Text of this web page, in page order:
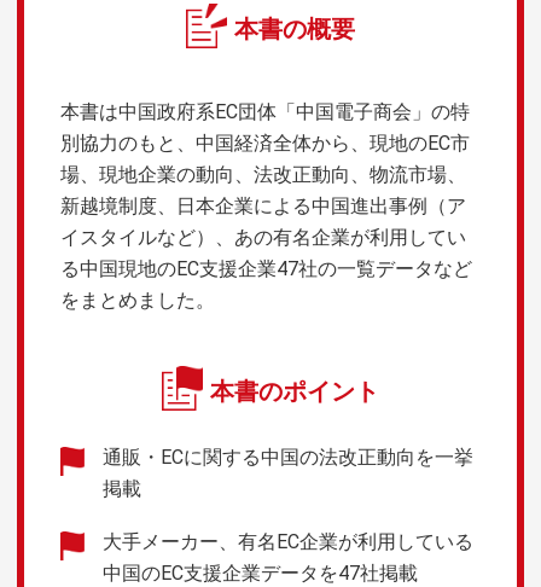
本書の概要
本書は中国政府系EC団体「中国電子商会」の特
別協力のもと、中国経済全体から、現地のEC市
場、現地企業の動向、法改正動向、物流市場、
新越境制度、日本企業による中国進出事例（ア
イスタイルなど）、あの有名企業が利用してい
る中国現地のEC支援企業47社の一覧データなど
をまとめました。
本書のポイント
通販・ECに関する中国の法改正動向を一挙
掲載
大手メーカー、有名EC企業が利用している
中国のEC支援企業データを47社掲載